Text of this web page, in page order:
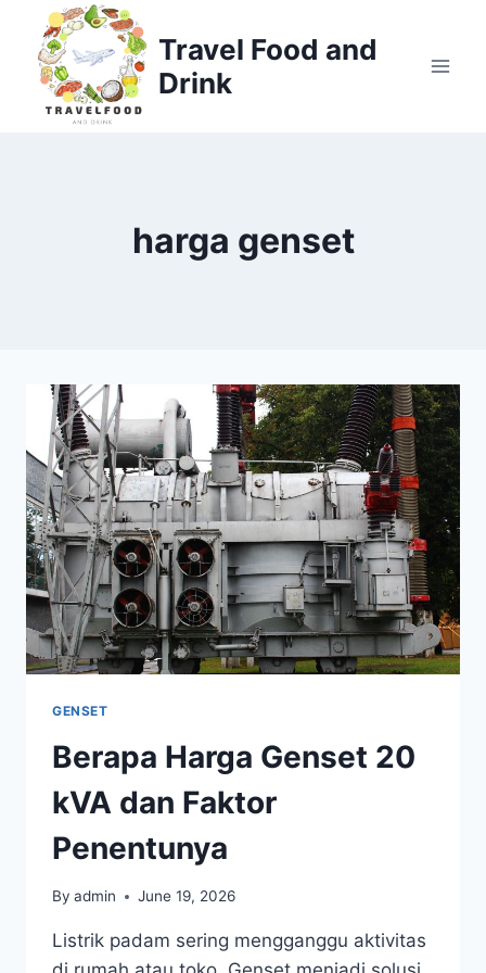
content
Travel Food and
Drink
harga genset
GENSET
Berapa Harga Genset 20
kVA dan Faktor
Penentunya
By admin June 19, 2026
Listrik padam sering mengganggu aktivitas